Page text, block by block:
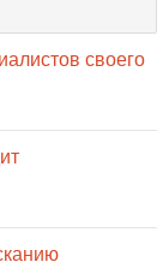
своего